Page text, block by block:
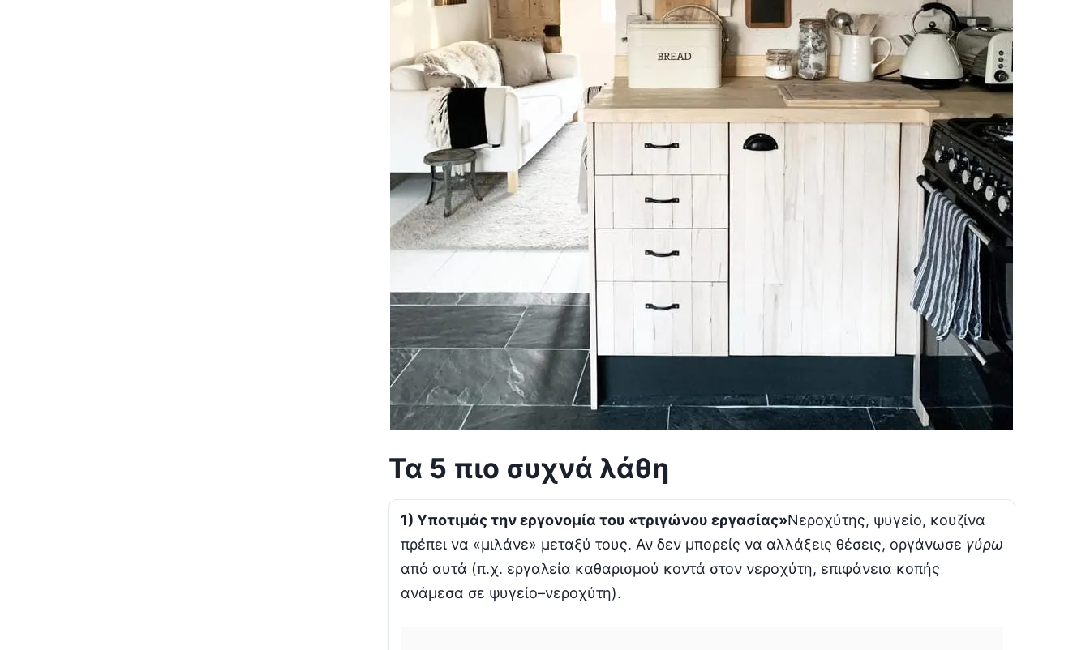
Τα 5 πιο συχνά λάθη
1) Υποτιμάς την εργονομία του «τριγώνου εργασίας»Νεροχύτης, ψυγείο, κουζίνα
πρέπει να «μιλάνε» μεταξύ τους. Αν δεν μπορείς να αλλάξεις θέσεις, οργάνωσε γύρω
από αυτά (π.χ. εργαλεία καθαρισμού κοντά στον νεροχύτη, επιφάνεια κοπής
ανάμεσα σε ψυγείο–νεροχύτη).